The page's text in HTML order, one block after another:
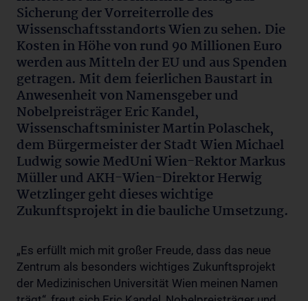
Sicherung der Vorreiterrolle des
Wissenschaftsstandorts Wien zu sehen. Die
Kosten in Höhe von rund 90 Millionen Euro
werden aus Mitteln der EU und aus Spenden
getragen. Mit dem feierlichen Baustart in
Anwesenheit von Namensgeber und
Nobelpreisträger Eric Kandel,
Wissenschaftsminister Martin Polaschek,
dem Bürgermeister der Stadt Wien Michael
Ludwig sowie MedUni Wien-Rektor Markus
Müller und AKH-Wien-Direktor Herwig
Wetzlinger geht dieses wichtige
Zukunftsprojekt in die bauliche Umsetzung.
„Es erfüllt mich mit großer Freude, dass das neue
Zentrum als besonders wichtiges Zukunftsprojekt
der Medizinischen Universität Wien meinen Namen